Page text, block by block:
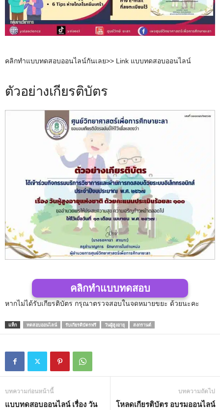
คลิกทำแบบทดสอบออนไลน์กันเลย>> Link แบบทดสอบออนไลน์
ตัวอย่างเกียรติบัตร
คลิกทำแบบทดสอบ
หากไม่ได้รับเกียรติบัตร กรุณาตรวจสอบในจดหมายขยะ ด้วยนะคะ
แท็ก ทดสอบออนไลน์ รับเกียรติบัตรฟรี วันผู้สูงอายุ สงกรานต์
บทความก่อนหน้านี้
แบบทดสอบออนไลน์ เรื่อง วัน
บทความถัดไป
โหลดเกียรติบัตร อบรมออนไลน์